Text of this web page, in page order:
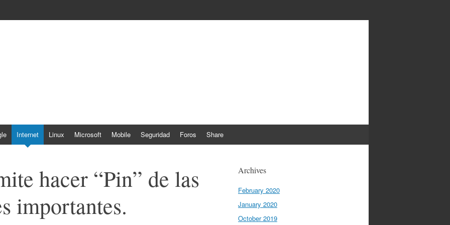
Internet Linux Microsoft Mobile Seguridad Foros Share
hacer “Pin” de las
importantes.
Archives
February 2020
January 2020
October 2019